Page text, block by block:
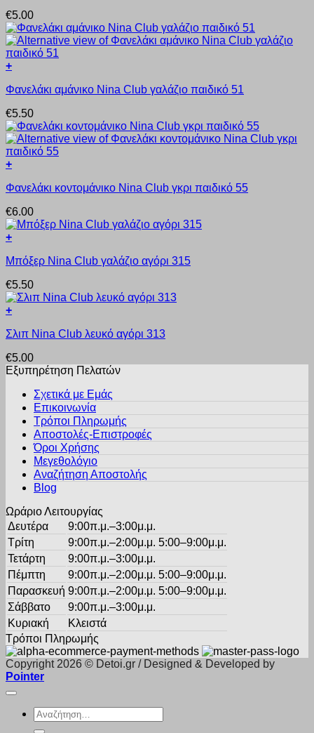
να
επιλεγούν
στη
σελίδα
του
προϊόντος
έχει
πολλαπλές
παραλλαγές.
Οι
επιλογές
να
στη
σελίδα
του
προϊόντος
€5.00
+
το
έχει
πολλαπλές
παραλλαγές.
Οι
επιλογές
να
στη
σελίδα
του
προϊόντος
Φανελάκι αμάνικο Nina Club γαλάζιο παιδικό 51
€5.50
+
το
έχει
πολλαπλές
παραλλαγές.
επιλογές
να
επιλεγούν
στη
σελίδα
του
προϊόντος
Φανελάκι κοντομάνικο Nina Club γκρι παιδικό 55
€6.00
+
το
έχει
πολλαπλές
παραλλαγές.
επιλογές
να
επιλεγούν
σελίδα
προϊόντος
Μπόξερ Nina Club γαλάζιο αγόρι 315
€5.50
+
το
έχει
πολλαπλές
επιλογές
μπορούν
επιλεγούν
σελίδα
Σλιπ Nina Club λευκό αγόρι 313
€5.00
Εξυπηρέτηση Πελατών
Σχετικά με Εμάς
Επικοινωνία
Τρόποι Πληρωμής
Αποστολές-Επιστροφές
Όροι Χρήσης
Μεγεθολόγιο
Αναζήτηση Αποστολής
Blog
Ωράριο Λειτουργίας
Δευτέρα
9:00π.μ.–3:00μ.μ.
Τρίτη
9:00π.μ.–2:00μ.μ. 5:00–9:00μ.μ.
Τετάρτη
9:00π.μ.–3:00μ.μ.
Πέμπτη
9:00π.μ.–2:00μ.μ. 5:00–9:00μ.μ.
Παρασκευή 9:00π.μ.–2:00μ.μ. 5:00–9:00μ.μ.
Σάββατο
9:00π.μ.–3:00μ.μ.
Κυριακή
Κλειστά
Τρόποι Πληρωμής
Copyright 2026 © Detoi.gr / Designed & Developed by
Pointer
Αναζήτηση
για: